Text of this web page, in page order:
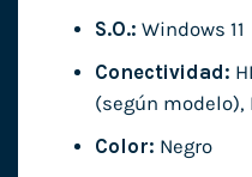
S.O.: Windows 11
Conectividad:
(según modelo),
Color: Negro